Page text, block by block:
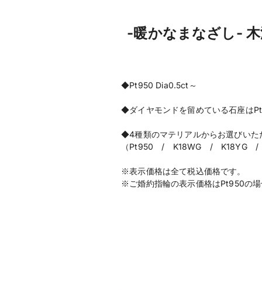
-暖かなまなざし-
◆Pt950 Dia0.5ct～
◆ダイヤモンドを留めている石座は
◆4種類のマテリアルからお選びいた
（Pt950 / K18WG / K18YG /
※表示価格は全て税込価格です。
※ご婚約指輪の表示価格はPt950の